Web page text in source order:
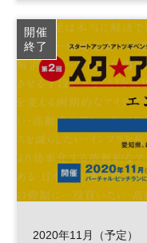
投資 スタートアッ
参加無料
開催
終了
2020年11月（予定）